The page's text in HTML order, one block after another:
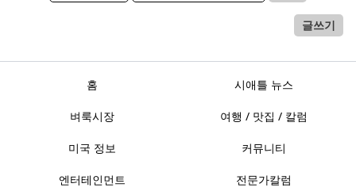
글쓰기
홈 시애틀 뉴스
벼룩시장 여행 / 맛집 / 칼럼
미국 정보 커뮤니티
엔터테인먼트 전문가칼럼